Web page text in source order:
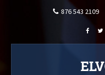
876 543 2109